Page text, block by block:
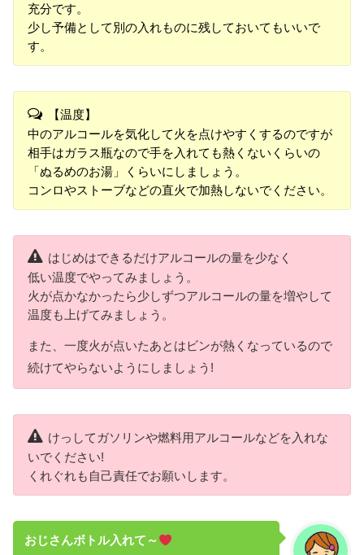
充分です。
少し予備として別の入れものに残しておいてもいいで
す。
【温度】
中のアルコールを気化して火を点けやすくするのですが
相手はガラス瓶なので手を入れても熱くないくらいの
「ぬるめのお湯」くらいにしましょう。
コンロやストーブなどの直火で加熱しないでください。
はじめはできるだけアルコールの量を少なく
低い温度でやってみましょう。
火が点かなかったら少しずつアルコールの量を増やして
温度も上げてみましょう。
また、一度火が点いたあとはビンが熱くなっているので
続けてやらないようにしましょう!
けっしてガソリンや燃料用アルコールなどを入れな
いでください!
くれぐれも自己責任でお願いします。
おじさんボトル入れて～